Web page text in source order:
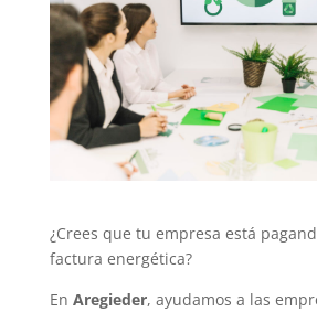
¿Crees que tu empresa está
factura energética?
En Aregieder, ayudamos a las